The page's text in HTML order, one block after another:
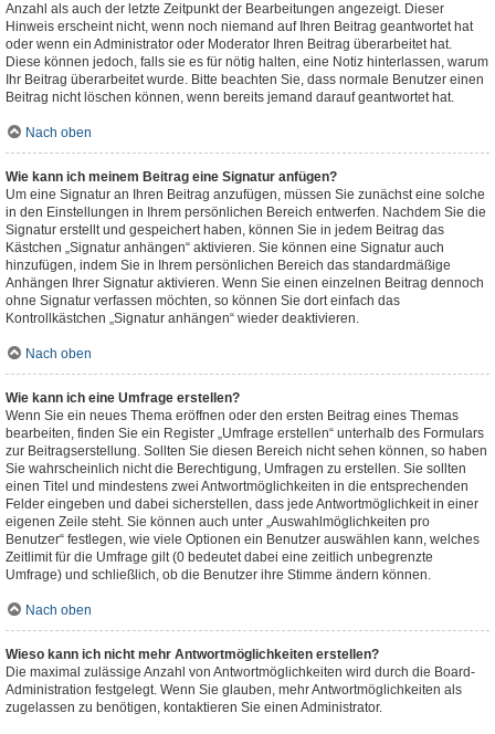
Anzahl als auch der letzte Zeitpunkt der Bearbeitungen angezeigt. Dieser
Hinweis erscheint nicht, wenn noch niemand auf Ihren Beitrag geantwortet hat
oder wenn ein Administrator oder Moderator Ihren Beitrag überarbeitet hat.
Diese können jedoch, falls sie es für nötig halten, eine Notiz hinterlassen, warum
Ihr Beitrag überarbeitet wurde. Bitte beachten Sie, dass normale Benutzer einen
Beitrag nicht löschen können, wenn bereits jemand darauf geantwortet hat.
Nach oben
Wie kann ich meinem Beitrag eine Signatur anfügen?
Um eine Signatur an Ihren Beitrag anzufügen, müssen Sie zunächst eine solche
in den Einstellungen in Ihrem persönlichen Bereich entwerfen. Nachdem Sie die
Signatur erstellt und gespeichert haben, können Sie in jedem Beitrag das
Kästchen „Signatur anhängen“ aktivieren. Sie können eine Signatur auch
hinzufügen, indem Sie in Ihrem persönlichen Bereich das standardmäßige
Anhängen Ihrer Signatur aktivieren. Wenn Sie einen einzelnen Beitrag dennoch
ohne Signatur verfassen möchten, so können Sie dort einfach das
Kontrollkästchen „Signatur anhängen“ wieder deaktivieren.
Nach oben
Wie kann ich eine Umfrage erstellen?
Wenn Sie ein neues Thema eröffnen oder den ersten Beitrag eines Themas
bearbeiten, finden Sie ein Register „Umfrage erstellen“ unterhalb des Formulars
zur Beitragserstellung. Sollten Sie diesen Bereich nicht sehen können, so haben
Sie wahrscheinlich nicht die Berechtigung, Umfragen zu erstellen. Sie sollten
einen Titel und mindestens zwei Antwortmöglichkeiten in die entsprechenden
Felder eingeben und dabei sicherstellen, dass jede Antwortmöglichkeit in einer
eigenen Zeile steht. Sie können auch unter „Auswahlmöglichkeiten pro
Benutzer“ festlegen, wie viele Optionen ein Benutzer auswählen kann, welches
Zeitlimit für die Umfrage gilt (0 bedeutet dabei eine zeitlich unbegrenzte
Umfrage) und schließlich, ob die Benutzer ihre Stimme ändern können.
Nach oben
Wieso kann ich nicht mehr Antwortmöglichkeiten erstellen?
Die maximal zulässige Anzahl von Antwortmöglichkeiten wird durch die Board-
Administration festgelegt. Wenn Sie glauben, mehr Antwortmöglichkeiten als
zugelassen zu benötigen, kontaktieren Sie einen Administrator.